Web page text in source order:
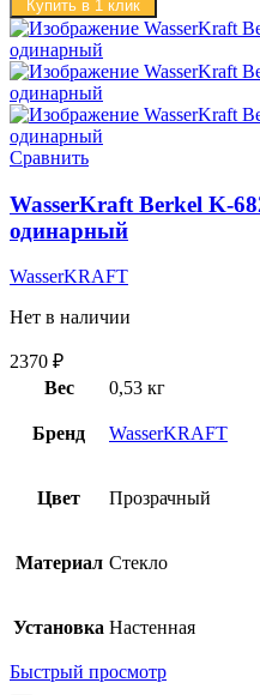
Купить в 1 клик
Сравнить
WasserKraft Berkel K-
одинарный
WasserKRAFT
Нет в наличии
2370 ₽
Вес
0,53 кг
Бренд WasserKRAFT
Цвет Прозрачный
Материал Стекло
Установка Настенная
Быстрый просмотр